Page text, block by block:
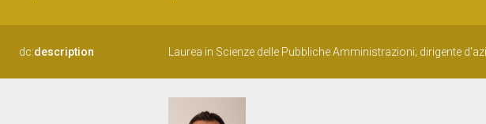
dc:description Laurea in Scienze delle Pubbliche Amministrazioni; dirigente